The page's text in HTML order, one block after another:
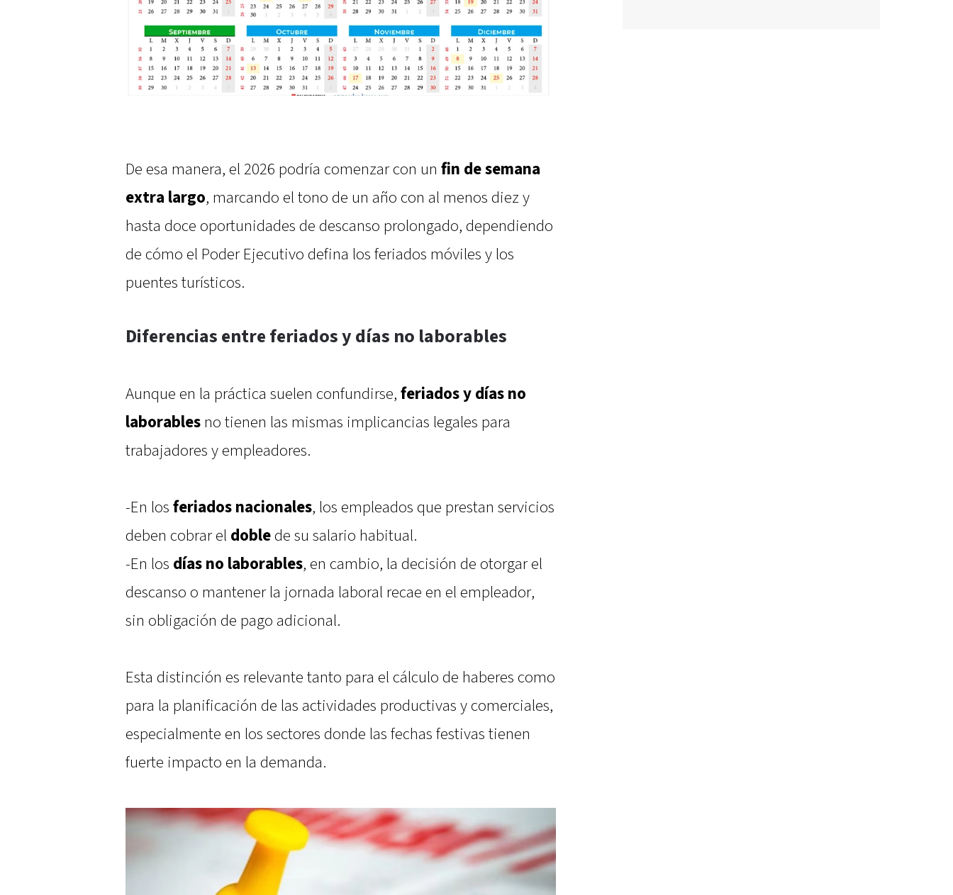
De esa manera, el 2026 podría comenzar con un fin de semana
extra largo, marcando el tono de un año con al menos diez y
hasta doce oportunidades de descanso prolongado, dependiendo
de cómo el Poder Ejecutivo defina los feriados móviles y los
puentes turísticos.
Diferencias entre feriados y días no laborables
Aunque en la práctica suelen confundirse, feriados y días no
laborables no tienen las mismas implicancias legales para
trabajadores y empleadores.
-En los feriados nacionales, los empleados que prestan servicios
deben cobrar el doblede su salario habitual.
-En los días no laborables, en cambio, la decisión de otorgar el
descanso o mantener la jornada laboral recae en el empleador,
sin obligación de pago adicional.
Esta distinción es relevante tanto para el cálculo de haberes como
para la planificación de las actividades productivas y comerciales,
especialmente en los sectores donde las fechas festivas tienen
fuerte impacto en la demanda.